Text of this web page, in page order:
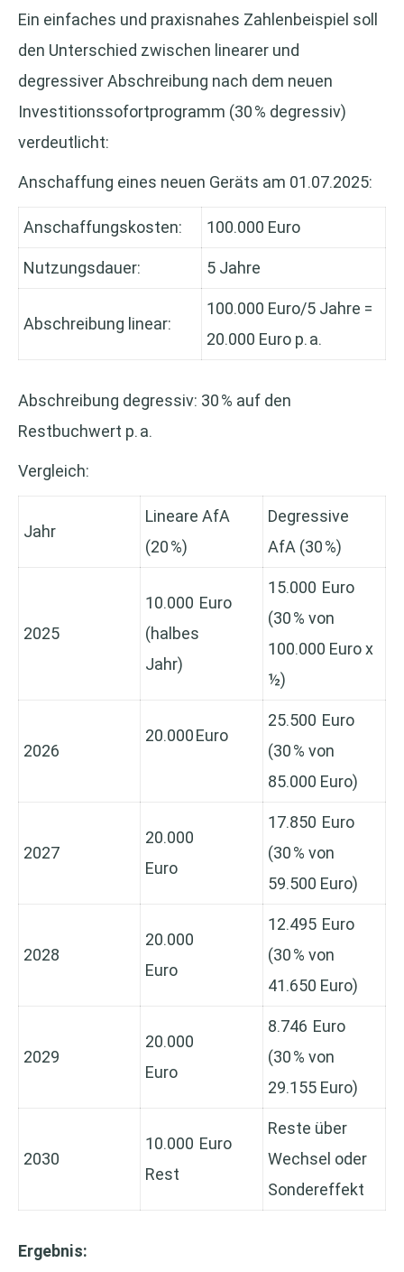
Ein einfaches und praxisnahes Zahlenbeispiel soll
den Unterschied zwischen linearer und
degressiver Abschreibung nach dem neuen
Investitionssofortprogramm (30 % degressiv)
verdeutlicht:
Anschaffung eines neuen Geräts am 01.07.2025:
Anschaffungskosten: 100.000 Euro
Nutzungsdauer: 5 Jahre
Abschreibung linear:
100.000 Euro/5 Jahre =
20.000 Euro p. a.
Abschreibung degressiv: 30 % auf den
Restbuchwert p. a.
Vergleich:
Jahr
Lineare AfA
(20 %)
Degressive
AfA (30 %)
2025
10.000 Euro
(halbes
Jahr)
15.000 Euro
(30 % von
100.000 Euro x
½)
2026
20.000 Euro
25.500 Euro
(30 % von
85.000 Euro)
2027
20.000
Euro
17.850 Euro
(30 % von
59.500 Euro)
2028
20.000
Euro
12.495 Euro
(30 % von
41.650 Euro)
2029
20.000
Euro
8.746 Euro
(30 % von
29.155 Euro)
2030
10.000 Euro
Rest
Reste über
Wechsel oder
Sondereffekt
Ergebnis: